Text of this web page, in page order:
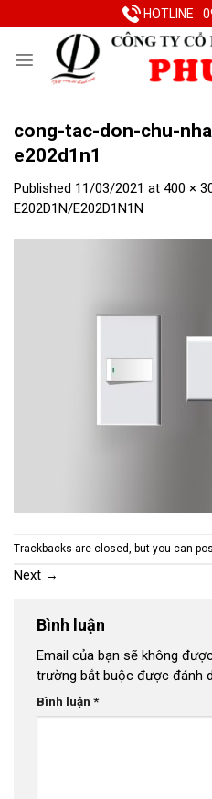
to
HOTLINE
cong-tac-don-chu-
e202d1n1
Published 11/03/2021 at 400 ×
E202D1N/E202D1N1N
Trackbacks are closed, but you can
Next →
Bình luận
Email của bạn sẽ không
trường bắt buộc được đánh
Bình luận *